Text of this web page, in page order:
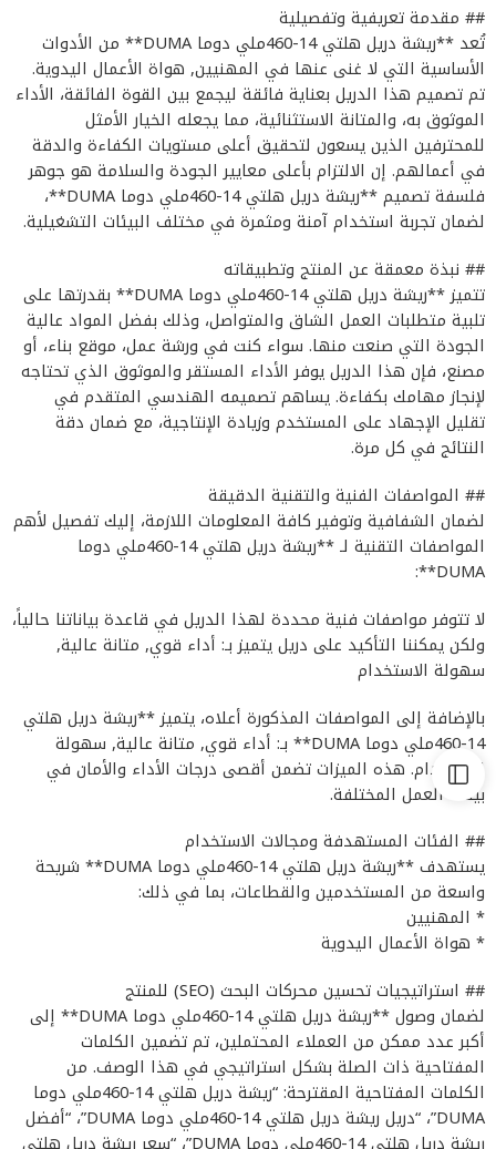
## مقدمة تعريفية وتفصيلية
تُعد **ريشة دريل هلتي 14-460ملي دوما DUMA** من الأدوات
الأساسية التي لا غنى عنها في المهنيين, هواة الأعمال اليدوية.
تم تصميم هذا الدريل بعناية فائقة ليجمع بين القوة الفائقة، الأداء
الموثوق به، والمتانة الاستثنائية، مما يجعله الخيار الأمثل
للمحترفين الذين يسعون لتحقيق أعلى مستويات الكفاءة والدقة
في أعمالهم. إن الالتزام بأعلى معايير الجودة والسلامة هو جوهر
فلسفة تصميم **ريشة دريل هلتي 14-460ملي دوما DUMA**،
لضمان تجربة استخدام آمنة ومثمرة في مختلف البيئات التشغيلية.
## نبذة معمقة عن المنتج وتطبيقاته
تتميز **ريشة دريل هلتي 14-460ملي دوما DUMA** بقدرتها على
تلبية متطلبات العمل الشاق والمتواصل، وذلك بفضل المواد عالية
الجودة التي صنعت منها. سواء كنت في ورشة عمل، موقع بناء، أو
مصنع، فإن هذا الدريل يوفر الأداء المستقر والموثوق الذي تحتاجه
لإنجاز مهامك بكفاءة. يساهم تصميمه الهندسي المتقدم في
تقليل الإجهاد على المستخدم وزيادة الإنتاجية، مع ضمان دقة
النتائج في كل مرة.
## المواصفات الفنية والتقنية الدقيقة
لضمان الشفافية وتوفير كافة المعلومات اللازمة، إليك تفصيل لأهم
المواصفات التقنية لـ **ريشة دريل هلتي 14-460ملي دوما
DUMA**:
لا تتوفر مواصفات فنية محددة لهذا الدريل في قاعدة بياناتنا حالياً،
ولكن يمكننا التأكيد على دريل يتميز بـ: أداء قوي, متانة عالية,
سهولة الاستخدام
بالإضافة إلى المواصفات المذكورة أعلاه، يتميز **ريشة دريل هلتي
14-460ملي دوما DUMA** بـ: أداء قوي, متانة عالية, سهولة
الاستخدام. هذه الميزات تضمن أقصى درجات الأداء والأمان في
بيئات العمل المختلفة.
## الفئات المستهدفة ومجالات الاستخدام
يستهدف **ريشة دريل هلتي 14-460ملي دوما DUMA** شريحة
واسعة من المستخدمين والقطاعات، بما في ذلك:
* المهنيين
* هواة الأعمال اليدوية
## استراتيجيات تحسين محركات البحث (SEO) للمنتج
لضمان وصول **ريشة دريل هلتي 14-460ملي دوما DUMA** إلى
أكبر عدد ممكن من العملاء المحتملين، تم تضمين الكلمات
المفتاحية ذات الصلة بشكل استراتيجي في هذا الوصف. من
الكلمات المفتاحية المقترحة: “ريشة دريل هلتي 14-460ملي دوما
DUMA”، “دريل ريشة دريل هلتي 14-460ملي دوما DUMA”، “أفضل